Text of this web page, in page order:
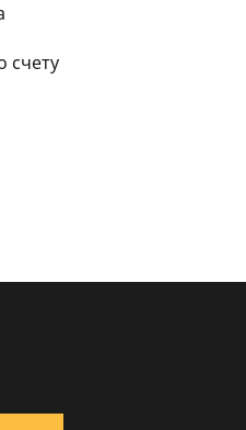
счету